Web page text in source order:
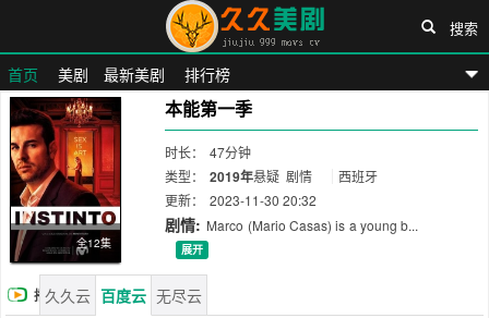
久久美剧网
首页 美剧 最新美剧 排行榜
搜索
全12集
本能第一季
时长：
47分钟
类型：
2019年悬疑 剧情
西班牙
更新：
2023-11-30 20:32
剧情: Marco (Mario Casas) is a young b...
展开
播久久云 百度云 无尽云